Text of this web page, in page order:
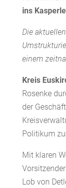
ins
Die
einem
Kreis
Rosenke
der
Politikum
Mit klaren
Lob von